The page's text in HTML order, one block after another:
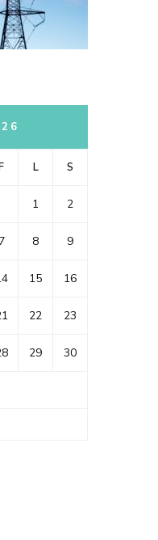
L S
1 2
7 8 9
15 16
22 23
29 30